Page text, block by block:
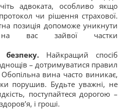
адвоката, особливо якщо
чи рішення страхової.
позиція допоможе уникнути
на вас зайвої частки
безпеку. Найкращий спосіб
– дотримуватися правил
вина часто виникає,
порушив. Будьте уважні, не
поступайтеся дорогою –
і гроші.